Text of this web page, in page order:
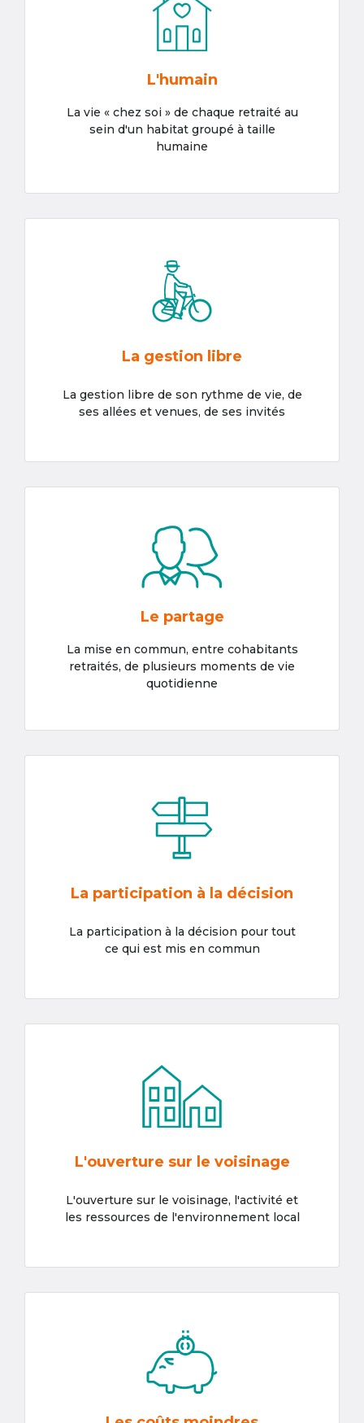
L'humain
La vie « chez soi » de chaque retraité au
sein d'un habitat groupé à taille
humaine
La gestion libre
La gestion libre de son rythme de vie, de
ses allées et venues, de ses invités
Le partage
La mise en commun, entre cohabitants
retraités, de plusieurs moments de vie
quotidienne
La participation à la décision
La participation à la décision pour tout
ce qui est mis en commun
L'ouverture sur le voisinage
L'ouverture sur le voisinage, l'activité et
les ressources de l'environnement local